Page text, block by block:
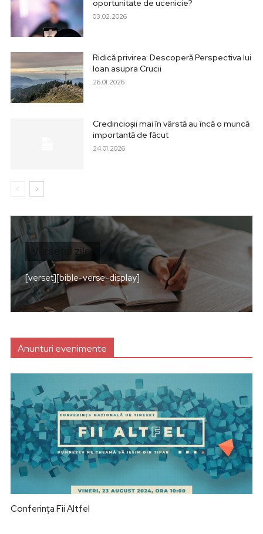
oportunitate de ucenicie?
03.02.2026
Ridică privirea: Descoperă Perspectiva lui
Ioan asupra Crucii
26.01.2026
Credincioșii mai în vârstă au încă o muncă
importantă de făcut
24.01.2026
Versetul zilei
[verset][bible-verse-display]
Anunturi evenimente
Conferința Fii Altfel